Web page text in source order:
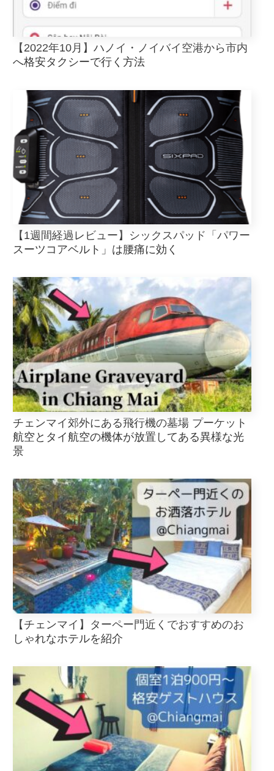
【2022年10月】ハノイ・ノイバイ空港から市内
へ格安タクシーで行く方法
【1週間経過レビュー】シックスパッド「パワー
スーツコアベルト」は腰痛に効く
チェンマイ郊外にある飛行機の墓場 プーケット
航空とタイ航空の機体が放置してある異様な光
景
【チェンマイ】ターペー門近くでおすすめのお
しゃれなホテルを紹介